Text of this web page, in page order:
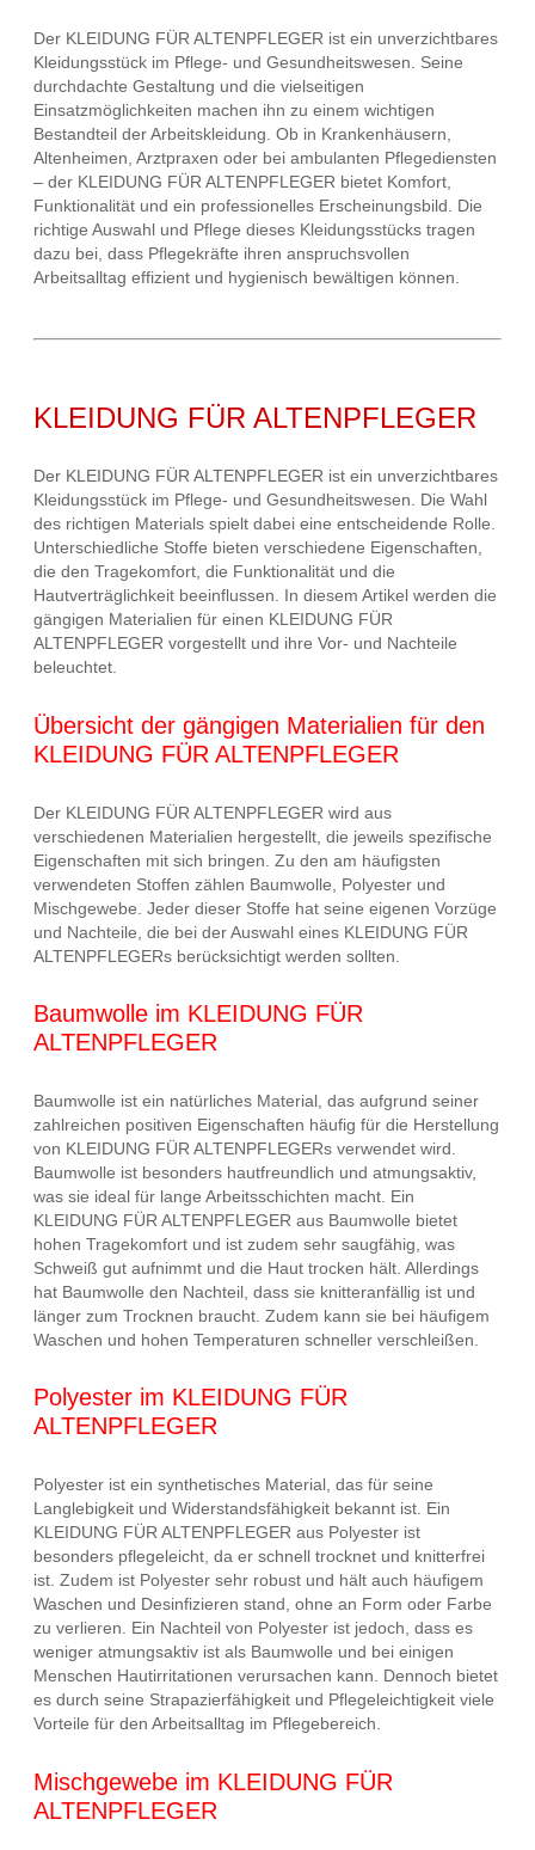
Der KLEIDUNG FÜR ALTENPFLEGER ist ein unverzichtbares
Kleidungsstück im Pflege- und Gesundheitswesen. Seine
durchdachte Gestaltung und die vielseitigen
Einsatzmöglichkeiten machen ihn zu einem wichtigen
Bestandteil der Arbeitskleidung. Ob in Krankenhäusern,
Altenheimen, Arztpraxen oder bei ambulanten Pflegediensten
– der KLEIDUNG FÜR ALTENPFLEGER bietet Komfort,
Funktionalität und ein professionelles Erscheinungsbild. Die
richtige Auswahl und Pflege dieses Kleidungsstücks tragen
dazu bei, dass Pflegekräfte ihren anspruchsvollen
Arbeitsalltag effizient und hygienisch bewältigen können.
KLEIDUNG FÜR ALTENPFLEGER
Der KLEIDUNG FÜR ALTENPFLEGER ist ein unverzichtbares
Kleidungsstück im Pflege- und Gesundheitswesen. Die Wahl
des richtigen Materials spielt dabei eine entscheidende Rolle.
Unterschiedliche Stoffe bieten verschiedene Eigenschaften,
die den Tragekomfort, die Funktionalität und die
Hautverträglichkeit beeinflussen. In diesem Artikel werden die
gängigen Materialien für einen KLEIDUNG FÜR
ALTENPFLEGER vorgestellt und ihre Vor- und Nachteile
beleuchtet.
Übersicht der gängigen Materialien für den
KLEIDUNG FÜR ALTENPFLEGER
Der KLEIDUNG FÜR ALTENPFLEGER wird aus
verschiedenen Materialien hergestellt, die jeweils spezifische
Eigenschaften mit sich bringen. Zu den am häufigsten
verwendeten Stoffen zählen Baumwolle, Polyester und
Mischgewebe. Jeder dieser Stoffe hat seine eigenen Vorzüge
und Nachteile, die bei der Auswahl eines KLEIDUNG FÜR
ALTENPFLEGERs berücksichtigt werden sollten.
Baumwolle im KLEIDUNG FÜR
ALTENPFLEGER
Baumwolle ist ein natürliches Material, das aufgrund seiner
zahlreichen positiven Eigenschaften häufig für die Herstellung
von KLEIDUNG FÜR ALTENPFLEGERs verwendet wird.
Baumwolle ist besonders hautfreundlich und atmungsaktiv,
was sie ideal für lange Arbeitsschichten macht. Ein
KLEIDUNG FÜR ALTENPFLEGER aus Baumwolle bietet
hohen Tragekomfort und ist zudem sehr saugfähig, was
Schweiß gut aufnimmt und die Haut trocken hält. Allerdings
hat Baumwolle den Nachteil, dass sie knitteranfällig ist und
länger zum Trocknen braucht. Zudem kann sie bei häufigem
Waschen und hohen Temperaturen schneller verschleißen.
Polyester im KLEIDUNG FÜR
ALTENPFLEGER
Polyester ist ein synthetisches Material, das für seine
Langlebigkeit und Widerstandsfähigkeit bekannt ist. Ein
KLEIDUNG FÜR ALTENPFLEGER aus Polyester ist
besonders pflegeleicht, da er schnell trocknet und knitterfrei
ist. Zudem ist Polyester sehr robust und hält auch häufigem
Waschen und Desinfizieren stand, ohne an Form oder Farbe
zu verlieren. Ein Nachteil von Polyester ist jedoch, dass es
weniger atmungsaktiv ist als Baumwolle und bei einigen
Menschen Hautirritationen verursachen kann. Dennoch bietet
es durch seine Strapazierfähigkeit und Pflegeleichtigkeit viele
Vorteile für den Arbeitsalltag im Pflegebereich.
Mischgewebe im KLEIDUNG FÜR
ALTENPFLEGER